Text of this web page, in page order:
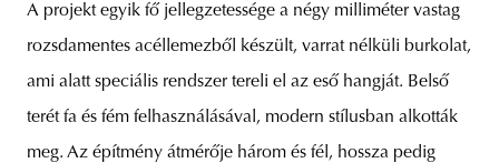
A projekt egyik fő jellegzetessége a négy milliméter vastag
rozsdamentes acéllemezből készült, varrat nélküli burkolat,
ami alatt speciális rendszer tereli el az eső hangját. Belső
terét fa és fém felhasználásával, modern stílusban alkották
meg. Az építmény átmérője három és fél, hossza pedig